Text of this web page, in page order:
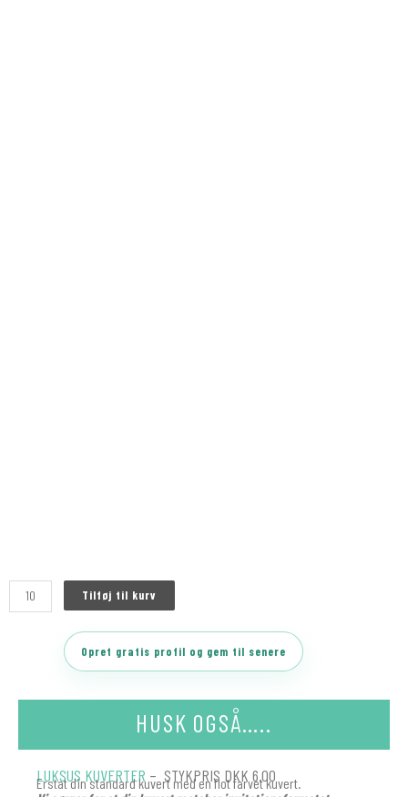
Tilføj til kurv
Opret gratis profil og gem til senere
HUSK OGSÅ…..
LUKSUS KUVERTER – STYKPRIS DKK 6.00
Erstat din standard kuvert med en flot farvet kuvert.